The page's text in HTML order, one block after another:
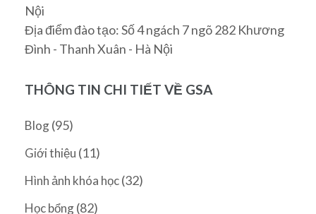
Nội
Địa điểm đào tạo: Số 4 ngách 7 ngõ 282 Khương
Đình - Thanh Xuân - Hà Nội
THÔNG TIN CHI TIẾT VỀ GSA
Blog(95)
Giới thiệu (11)
Hình ảnh khóa học(32)
Học bổng(82)